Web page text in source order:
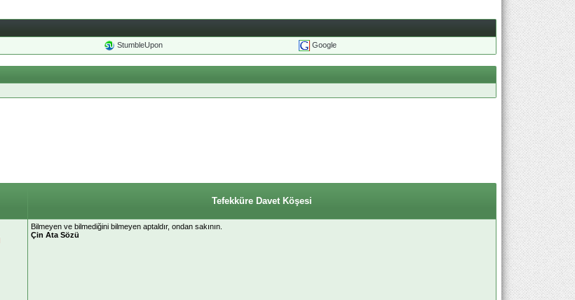
StumbleUpon Google
Tefekküre Davet Köşesi
Bilmeyen ve bilmediğini bilmeyen aptaldır, ondan sakının.
Çin Ata Sözü